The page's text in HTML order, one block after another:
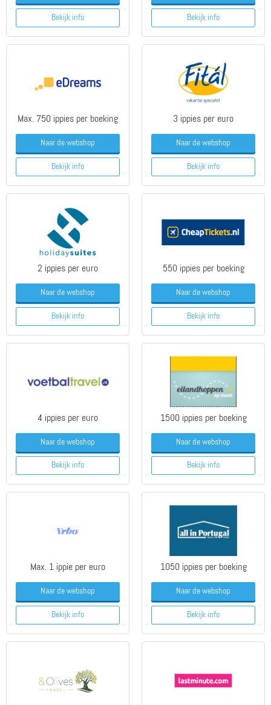
Bekijk info Bekijk info
Max. 750 ippies per boeking
Naar de webshop
Bekijk info
3 ippies per euro
Naar de webshop
Bekijk info
2 ippies per euro
Naar de webshop
Bekijk info
550 ippies per boeking
Naar de webshop
Bekijk info
4 ippies per euro
Naar de webshop
Bekijk info
1500 ippies per boeking
Naar de webshop
Bekijk info
Max. 1 ippie per euro
Naar de webshop
Bekijk info
1050 ippies per boeking
Naar de webshop
Bekijk info